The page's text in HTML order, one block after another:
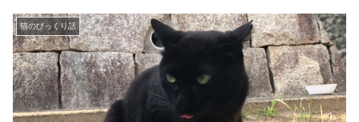
猫のびっくり話